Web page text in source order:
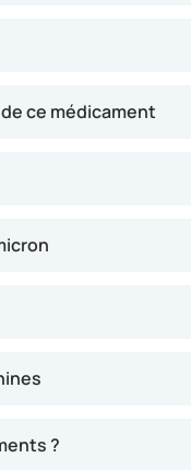
ce médicament
?